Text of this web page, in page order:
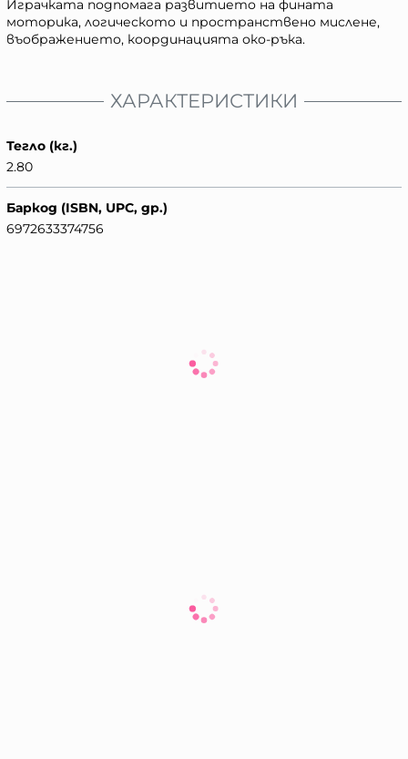
Играчката подпомага развитието на фината
моторика, логическото и пространствено мислене,
въображението, координацията око-ръка.
ХАРАКТЕРИСТИКИ
Тегло (кг.)
2.80
Баркод (ISBN, UPC, др.)
6972633374756